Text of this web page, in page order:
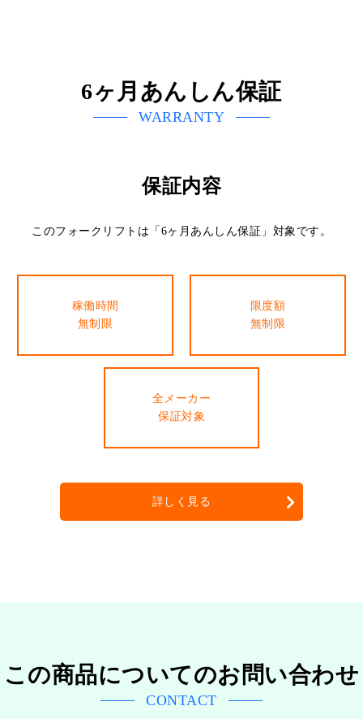
6ヶ月あんしん保証
WARRANTY
保証内容
このフォークリフトは「6ヶ月あんしん保証」対象です。
稼働時間
無制限
限度額
無制限
全メーカー
保証対象
詳しく見る
この商品についてのお問い合わせ
CONTACT